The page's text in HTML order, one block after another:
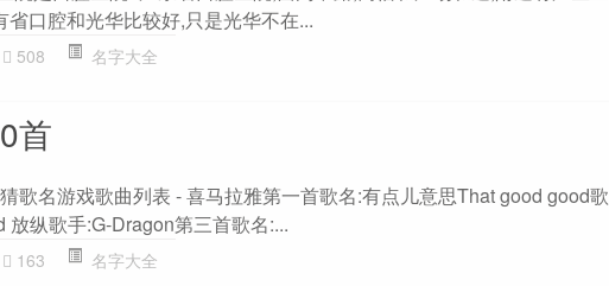
口腔和光华比较好,只是光华不在...
508 名字大全
首
歌名游戏歌曲列表 - 喜马拉雅第一首歌名:有点儿意思That good good歌
纵歌手:G-Dragon第三首歌名:...
163 名字大全